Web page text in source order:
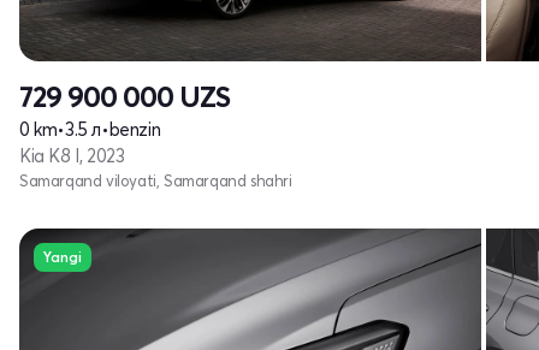
729 900 000 UZS
0 km•3.5 л•benzin
Kia K8 I, 2023
Samarqand viloyati, Samarqand shahri
Yangi